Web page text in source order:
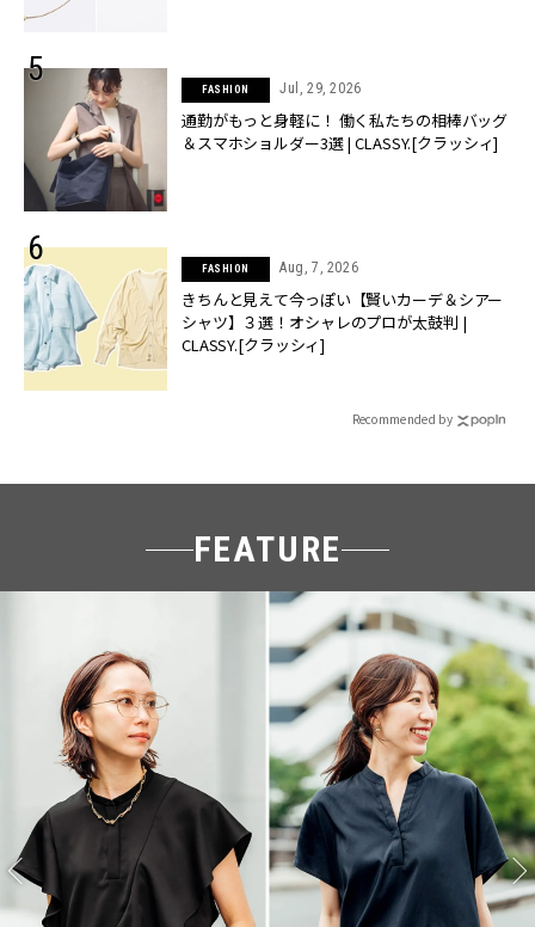
FASHION Jul, 29, 2026
通勤がもっと身軽に！ 働く私たちの相棒バッグ
＆スマホショルダー3選 | CLASSY.[クラッシィ]
FASHION Aug, 7, 2026
きちんと見えて今っぽい【賢いカーデ＆シアー
シャツ】３選！オシャレのプロが太鼓判 |
CLASSY.[クラッシィ]
Recommended by
FEATURE